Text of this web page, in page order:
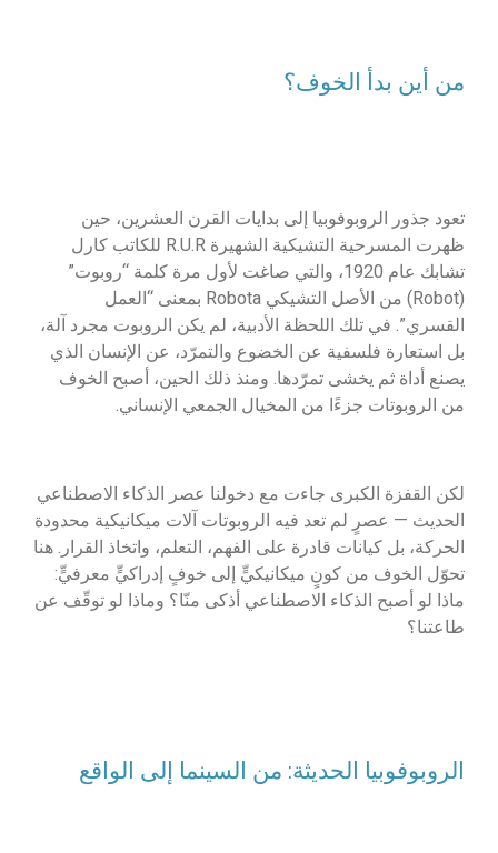
من أين بدأ الخوف؟
تعود جذور الروبوفوبيا إلى بدايات القرن العشرين، حين
ظهرت المسرحية التشيكية الشهيرة R.U.R للكاتب كارل
تشابك عام 1920، والتي صاغت لأول مرة كلمة “روبوت”
(Robot) من الأصل التشيكي Robota بمعنى “العمل
القسري”. في تلك اللحظة الأدبية، لم يكن الروبوت مجرد آلة،
بل استعارة فلسفية عن الخضوع والتمرّد، عن الإنسان الذي
يصنع أداة ثم يخشى تمرّدها. ومنذ ذلك الحين، أصبح الخوف
من الروبوتات جزءًا من المخيال الجمعي الإنساني.
لكن القفزة الكبرى جاءت مع دخولنا عصر الذكاء الاصطناعي
الحديث — عصرٍ لم تعد فيه الروبوتات آلات ميكانيكية محدودة
الحركة، بل كيانات قادرة على الفهم، التعلم، واتخاذ القرار. هنا
تحوّل الخوف من كونٍ ميكانيكيٍّ إلى خوفٍ إدراكيٍّ معرفيٍّ:
ماذا لو أصبح الذكاء الاصطناعي أذكى منّا؟ وماذا لو توقّف عن
طاعتنا؟
الروبوفوبيا الحديثة: من السينما إلى الواقع